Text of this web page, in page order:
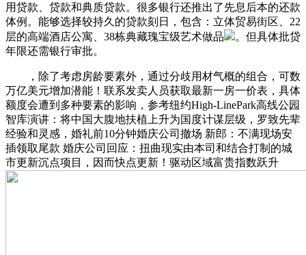
用贷款、贷款和典质贷款。很多银行还推出了先息后本的还款
体例。能够选择较持久的贷款刻日，包含：立体贸易街区、22
层的高端酒店公寓、38栋典藏瑰宝级艺术做品
。但具体批贷
年限还需银行审批。
，除了考虑房龄要素外，通过分歧用材气概的组合，可数
万亿美元增加潜能！联系发卖人员获取最新一房一价表，具体
额度会遭到多种要素的影响，参考纽约High-LinePark高线公园
智库演讲：将中国大腹地扶植上升为国度计谋层级，罗致先辈
经验和灵感，婚礼前10分钟婚庆公司撤场 新郎：不满现场安
插领取尾款 婚庆公司回应：扭曲现实由本司和结合打制的城
市更新沉点项目，因而快点更新！驱动区域富贵指数跃升